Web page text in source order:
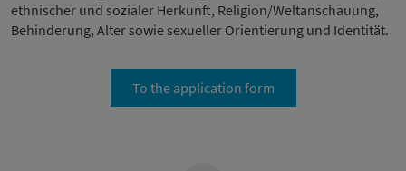
ethnischer und sozialer Herkunft, Religion/Weltanschauung,
Behinderung, Alter sowie sexueller Orientierung und Identität.
To the application form